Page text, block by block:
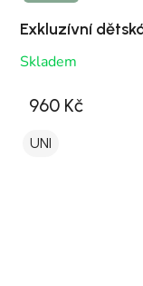
Exkluzívní
Skladem
960 Kč
UNI